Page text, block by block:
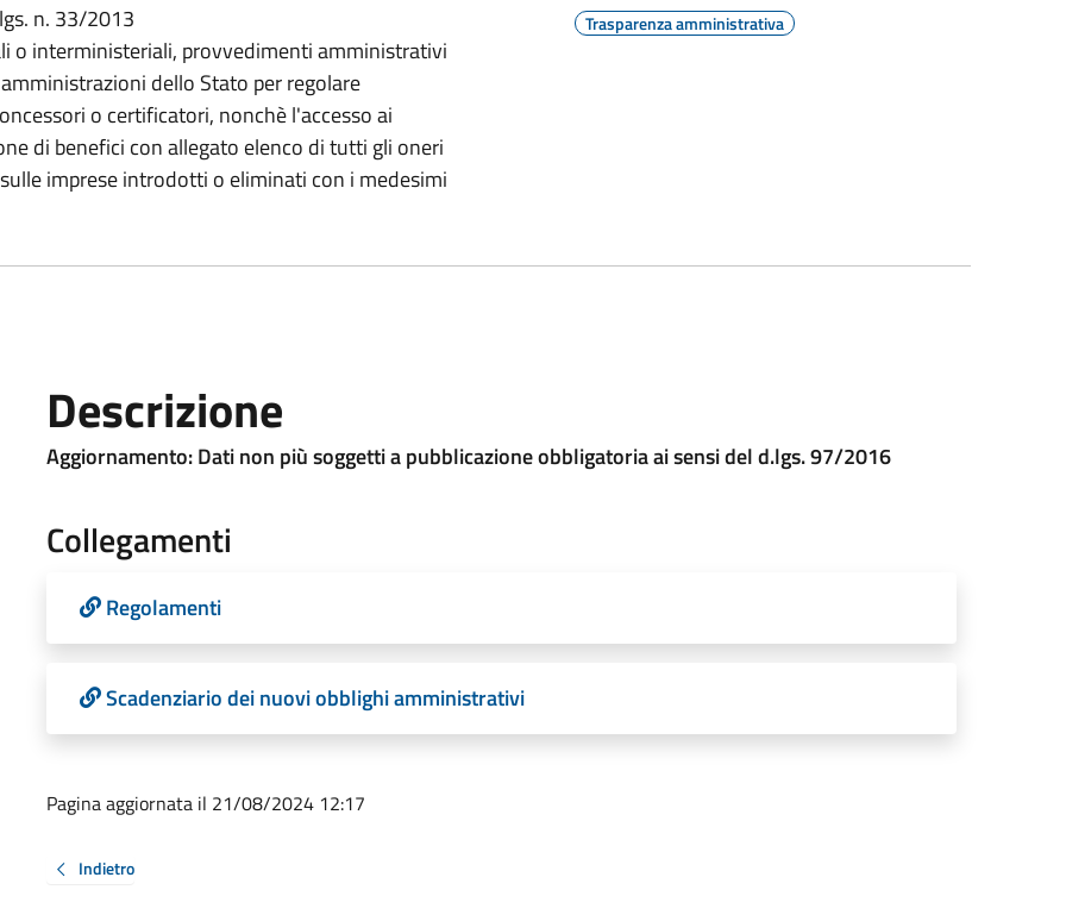
n. 33/2013
o interministeriali, provvedimenti amministrativi
dello Stato per regolare
o certificatori, nonchè l'accesso ai
di benefici con allegato elenco di tutti gli oneri
imprese introdotti o eliminati con i medesimi
Trasparenza amministrativa
Descrizione
Aggiornamento:Dati non più soggetti a pubblicazione obbligatoria ai sensi del d.lgs. 97/2016
Collegamenti
Regolamenti
Scadenziario dei nuovi obblighi amministrativi
Pagina aggiornata il 21/08/2024 12:17
Indietro